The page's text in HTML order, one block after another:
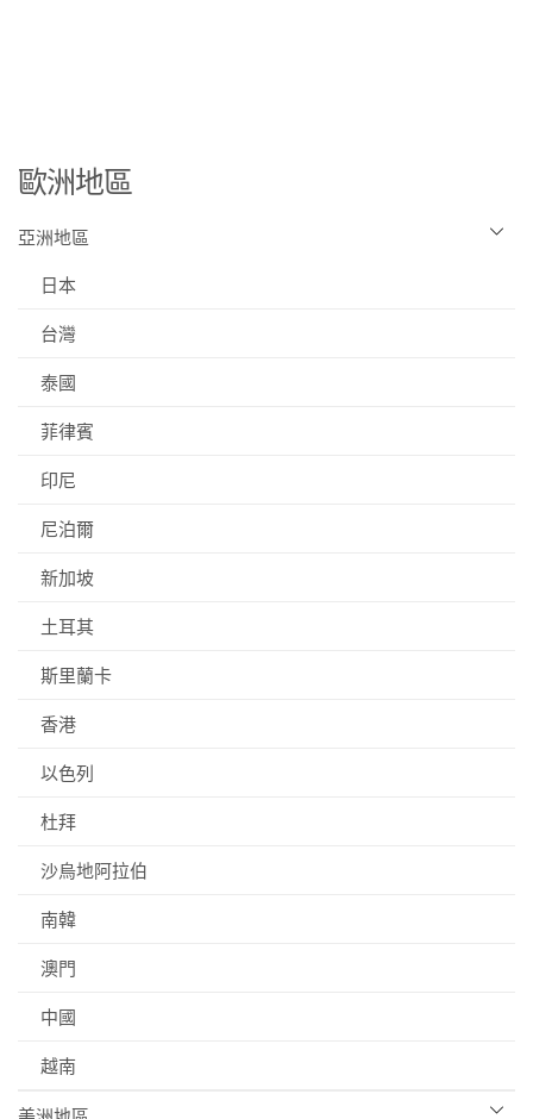
歐洲地區
亞洲地區
日本
台灣
泰國
菲律賓
印尼
尼泊爾
新加坡
土耳其
斯里蘭卡
香港
以色列
杜拜
沙烏地阿拉伯
南韓
澳門
中國
越南